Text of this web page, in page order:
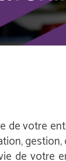
de votre
de votre